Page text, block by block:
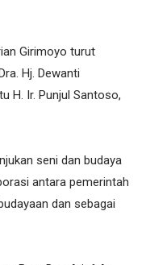
Girimoyo turut
Hj. Dewanti
H. Ir. Punjul Santoso,
seni dan budaya
antara pemerintah
dan sebagai